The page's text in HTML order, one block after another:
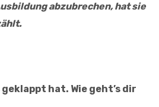
abzubrechen, hat sie
hat. Wie geht’s dir